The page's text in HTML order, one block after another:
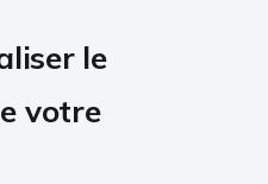
le
votre